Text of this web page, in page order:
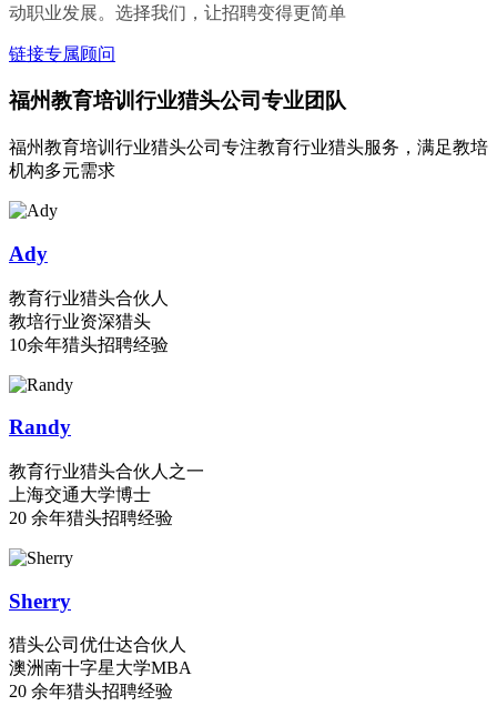
动职业发展。选择我们，让招聘变得更简单
链接专属顾问
福州教育培训行业猎头公司专业团队
福州教育培训行业猎头公司专注教育行业猎头服务，满足教培
机构多元需求
Ady
教育行业猎头合伙人
教培行业资深猎头
10余年猎头招聘经验
Randy
教育行业猎头合伙人之一
上海交通大学博士
20 余年猎头招聘经验
Sherry
猎头公司优仕达合伙人
澳洲南十字星大学MBA
20 余年猎头招聘经验